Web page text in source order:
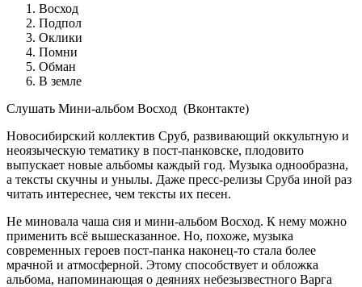
Восход
Подпол
Оклики
Помни
Обман
В земле
Cлушать Мини-альбом Восход (Вконтакте)
Новосибирский коллектив Сруб, развивающий оккультную и
неоязыческую тематику в пост-панковске, плодовито
выпускает новые альбомы каждый год. Музыка однообразна,
а тексты скучны и унылы. Даже пресс-релизы Сруба иной раз
читать интереснее, чем тексты их песен.
Не миновала чаша сия и мини-альбом Восход. К нему можно
применить всё вышесказанное. Но, похоже, музыка
современных героев пост-панка наконец-то стала более
мрачной и атмосферной. Этому способствует и обложка
альбома, напоминающая о деяниях небезызвестного Варга